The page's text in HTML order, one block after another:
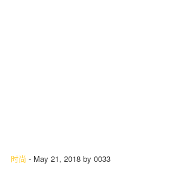
时尚 - May 21, 2018 by 0033